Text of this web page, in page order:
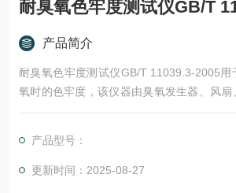
耐臭氧色牢度测试仪GB/T
产品简介
耐臭氧色牢度测试仪GB/T 11039.3-2005用
氧时的色牢度，该仪器由臭氧发生器、风扇
样仓组成。臭氧发生器利用高压变压器通
安装在金属丝滑环上的分离夹子，可以适用
产品型号：
更新时间：2025-08-27